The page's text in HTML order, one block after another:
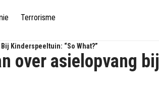
Terrorisme
Kinderspeeltuin: “So What?”
over asielopvang bij